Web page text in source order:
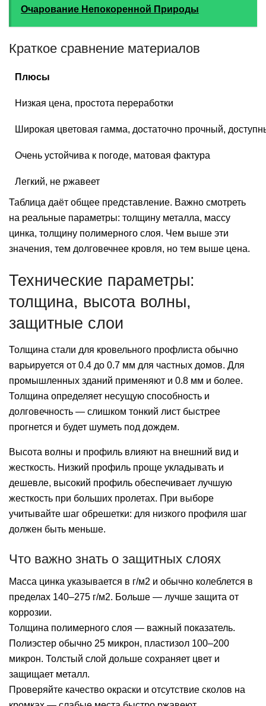
Очарование Непокоренной Природы
Краткое сравнение материалов
Плюсы
Низкая цена, простота переработки
Широкая цветовая гамма, достаточно прочный,
Очень устойчива к погоде, матовая фактура
Легкий, не ржавеет
Таблица даёт общее представление. Важно смотреть
на реальные параметры: толщину металла, массу
цинка, толщину полимерного слоя. Чем выше эти
значения, тем долговечнее кровля, но тем выше цена.
Технические параметры:
толщина, высота волны,
защитные слои
Толщина стали для кровельного профлиста обычно
варьируется от 0.4 до 0.7 мм для частных домов. Для
промышленных зданий применяют и 0.8 мм и более.
Толщина определяет несущую способность и
долговечность — слишком тонкий лист быстрее
прогнется и будет шуметь под дождем.
Высота волны и профиль влияют на внешний вид и
жесткость. Низкий профиль проще укладывать и
дешевле, высокий профиль обеспечивает лучшую
жесткость при больших пролетах. При выборе
учитывайте шаг обрешетки: для низкого профиля шаг
должен быть меньше.
Что важно знать о защитных слоях
Масса цинка указывается в г/м2 и обычно колеблется в
пределах 140–275 г/м2. Больше — лучше защита от
коррозии.
Толщина полимерного слоя — важный показатель.
Полиэстер обычно 25 микрон, пластизол 100–200
микрон. Толстый слой дольше сохраняет цвет и
защищает металл.
Проверяйте качество окраски и отсутствие сколов на